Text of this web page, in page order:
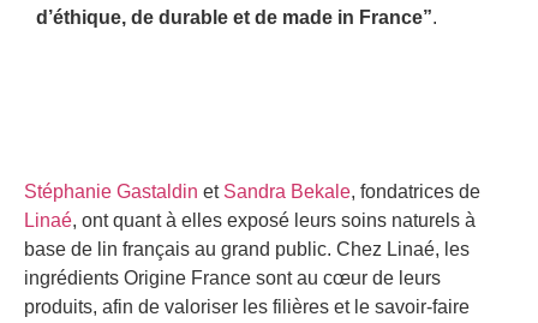
d’éthique, de durable et de made in France”.
Stéphanie Gastaldin et Sandra Bekale, fondatrices de
Linaé, ont quant à elles exposé leurs soins naturels à
base de lin français au grand public. Chez Linaé, les
ingrédients Origine France sont au cœur de leurs
produits, afin de valoriser les filières et le savoir-faire